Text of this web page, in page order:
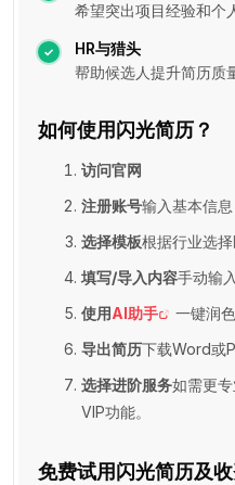
希望突出项目经验和个
HR与猎头
帮助候选人提升简历质
如何使用闪光简历？
访问官网
注册账号输入基本信息
选择模板根据行业选择
填写/导入内容手动输
使用AI助手
一键润
导出简历下载Word或
选择进阶服务如需更
VIP功能。
免费试用闪光简历及